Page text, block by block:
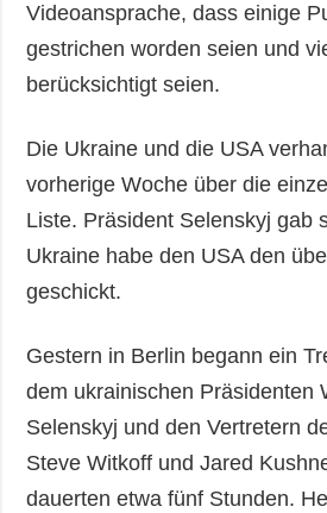
Videoansprache, dass einige
gestrichen worden seien und
berücksichtigt seien.
Die Ukraine und die USA
vorherige Woche über die
Liste. Präsident Selenskyj gab
Ukraine habe den USA den
geschickt.
Gestern in Berlin begann ein
dem ukrainischen Präsidenten
Selenskyj und den Vertretern
Steve Witkoff und Jared
dauerten etwa fünf Stunden.